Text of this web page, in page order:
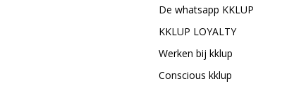
De whatsapp KKLUP
KKLUP LOYALTY
Werken bij kklup
Conscious kklup